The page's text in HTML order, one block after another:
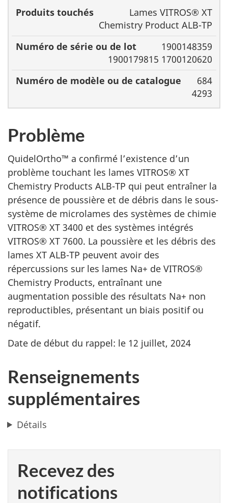
Produits
touchés
Numéro
de série
ou de
lot
Numéro de
modèle ou de
catalogue
Lames VITROS® XT
Chemistry Product ALB-TP
1900148359
1900179815 1700120620
684
4293
Problème
QuidelOrtho™ a confirmé l’existence d’un
problème touchant les lames VITROS® XT
Chemistry Products ALB-TP qui peut entraîner la
présence de poussière et de débris dans le sous-
système de microlames des systèmes de chimie
VITROS® XT 3400 et des systèmes intégrés
VITROS® XT 7600. La poussière et les débris des
lames XT ALB-TP peuvent avoir des
répercussions sur les lames Na+ de VITROS®
Chemistry Products, entraînant une
augmentation possible des résultats Na+ non
reproductibles, présentant un biais positif ou
négatif.
Date de début du rappel: le 12 juillet, 2024
Renseignements
supplémentaires
Détails
Recevez des
notifications